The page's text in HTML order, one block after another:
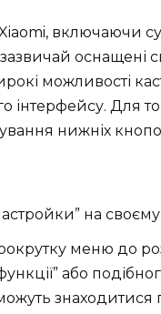
включаючи
зазвичай оснащені
можливості
інтерфейсу. Для
нижніх
на
меню до
або
знаходитися